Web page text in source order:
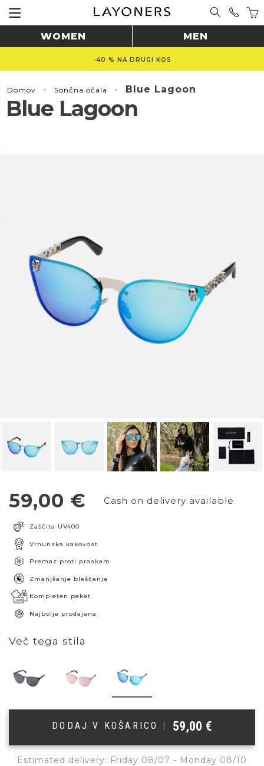
WOMEN MEN
-40 % NA DRUGI KOS
Domov - Sončna očala - Blue Lagoon
Blue Lagoon
59,00 € Cash on delivery available
Zaščita UV400
Vrhunska kakovost
Premaz proti praskam
Zmanjšanje bleščanja
Kompleten paket
Najbolje prodajana
Več tega stila
DODAJ V KOŠARICO | 59,00 €
Estimated delivery: Friday 08/07 - Monday 08/10